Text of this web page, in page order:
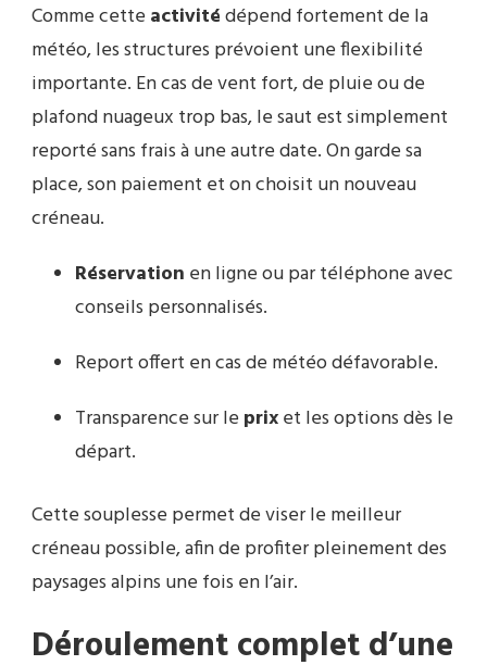
Comme cette activitédépend fortement de la
météo, les structures prévoient une flexibilité
importante. En cas de vent fort, de pluie ou de
plafond nuageux trop bas, le saut est simplement
reporté sans frais à une autre date. On garde sa
place, son paiement et on choisit un nouveau
créneau.
Réservation en ligne ou par téléphone avec
conseils personnalisés.
Report offert en cas de météo défavorable.
Transparence sur le prixet les options dès le
départ.
Cette souplesse permet de viser le meilleur
créneau possible, afin de profiter pleinement des
paysages alpins une fois en l’air.
Déroulement complet d’une